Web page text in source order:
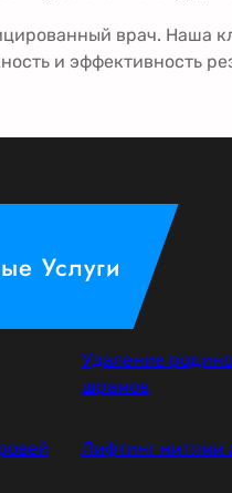
врач. Наша
и эффективность
Услуги
Удаление
шрамов
Лифтинг нитями